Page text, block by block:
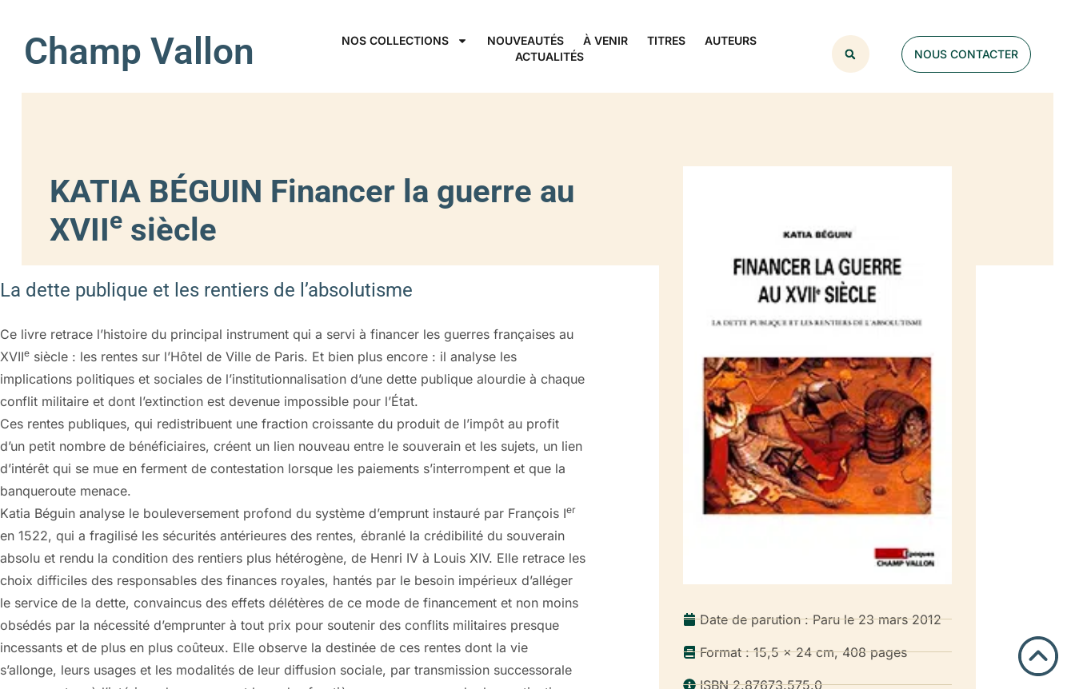
Champ Vallon NOS COLLECTIONS NOUVEAUTÉS À VENIR TITRES
AUTEURS
ACTUALITÉS
NOUS CONTACTER
KATIA BÉGUIN Financer la guerre au
XVIIe siècle
La dette publique et les rentiers de l’absolutisme
Ce livre retrace l’histoire du principal instrument qui a servi à financer les guerres françaises au
XVIIe siècle : les rentes sur l’Hôtel de Ville de Paris. Et bien plus encore : il analyse les
implications politiques et sociales de l’institutionnalisation d’une dette publique alourdie à chaque
conflit militaire et dont l’extinction est devenue impossible pour l’État.
Ces rentes publiques, qui redistribuent une fraction croissante du produit de l’impôt au profit
d’un petit nombre de bénéficiaires, créent un lien nouveau entre le souverain et les sujets, un lien
d’intérêt qui se mue en ferment de contestation lorsque les paiements s’interrompent et que la
banqueroute menace.
Katia Béguin analyse le bouleversement profond du système d’emprunt instauré par François Ier
en 1522, qui a fragilisé les sécurités antérieures des rentes, ébranlé la crédibilité du souverain
absolu et rendu la condition des rentiers plus hétérogène, de Henri IV à Louis XIV. Elle retrace les
choix difficiles des responsables des finances royales, hantés par le besoin impérieux d’alléger
le service de la dette, convaincus des effets délétères de ce mode de financement et non moins
obsédés par la nécessité d’emprunter à tout prix pour soutenir des conflits militaires presque
incessants et de plus en plus coûteux. Elle observe la destinée de ces rentes dont la vie
s’allonge, leurs usages et les modalités de leur diffusion sociale, par transmission successorale
Date de parution : Paru le 23 mars 2012
Format : 15,5 x 24 cm, 408 pages
ISBN 2.87673.575.0